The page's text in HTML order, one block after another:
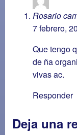
Rosario
7 febrero,
Que tengo
de ña
vivas ac.
Responder
Deja una